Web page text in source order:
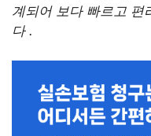
계되어 보다 빠르고 편
다 .